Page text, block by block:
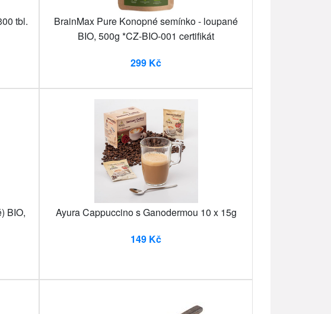
tbl.
BrainMax Pure Konopné semínko - loupané
BIO, 500g *CZ-BIO-001 certifikát
299 Kč
BIO,
Ayura Cappuccino s Ganodermou 10 x 15g
149 Kč